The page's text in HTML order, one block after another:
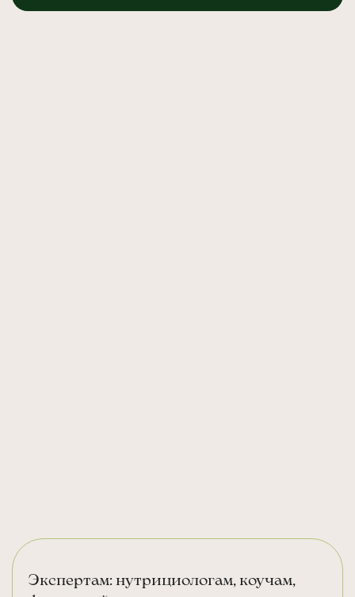
Экспертам: нутрициологам, коучам,